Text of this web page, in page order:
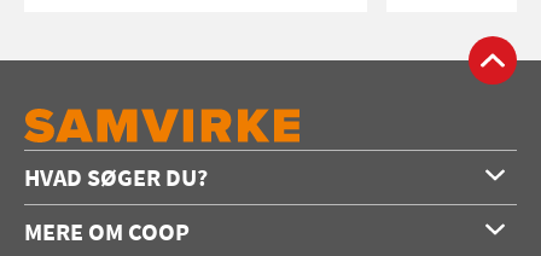
HVAD SØGER DU?
Forside
Opskrifter
MERE OM COOP